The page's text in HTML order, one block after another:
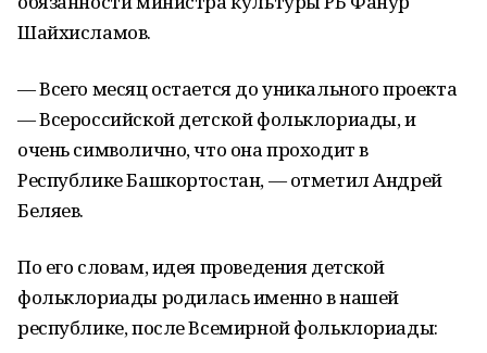
Шайхисламов.
— Всего месяц остается до уникального проекта
— Всероссийской детской фольклориады, и
очень символично, что она проходит в
Республике Башкортостан, — отметил Андрей
Беляев.
По его словам, идея проведения детской
фольклориады родилась именно в нашей
республике, после Всемирной фольклориады: